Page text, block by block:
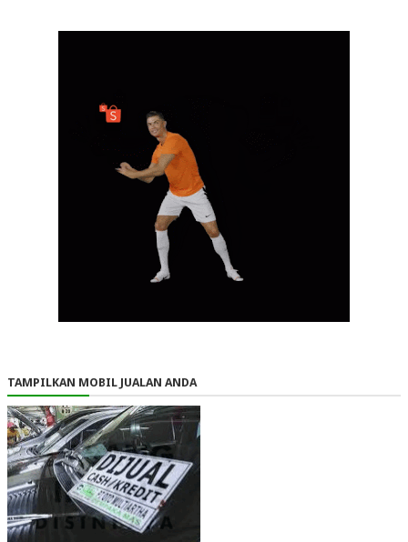
TAMPILKAN MOBIL JUALAN ANDA